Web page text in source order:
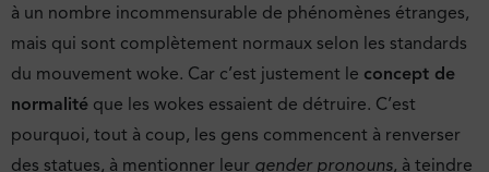
à un nombre incommensurable de phénomènes étranges,
mais qui sont complètement normaux selon les standards
du mouvement woke. Car c’est justement le concept de
normalité que les wokes essaient de détruire. C’est
pourquoi, tout à coup, les gens commencent à renverser
des statues, à mentionner leur gender pronouns, à teindre